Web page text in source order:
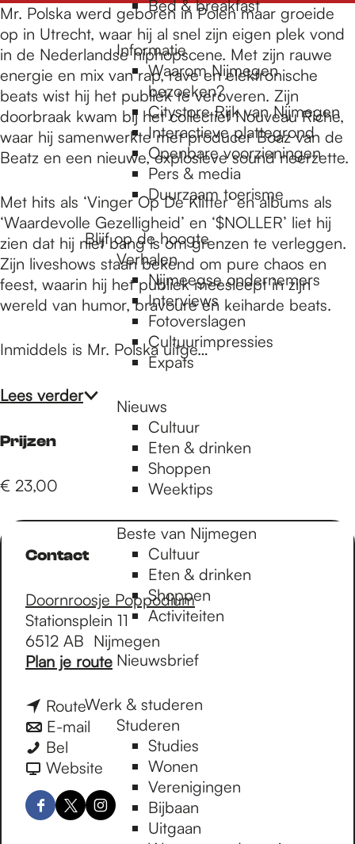
Bed & breakfast
Informatie
Waarom Nijmegen
bezoeken?
Citystore Rijk van Nijmegen
Interactieve plattegrond
Openbare voorzieningen
Pers & media
Duurzaam toerisme
Blijf op de hoogte
Verhalen
Nijmeegse ondernemers
Interviews
Fotoverslagen
Cultuurimpressies
Expats
Nieuws
Cultuur
Eten & drinken
Shoppen
Weektips
Beste van Nijmegen
Cultuur
Eten & drinken
Shoppen
Activiteiten
Nieuwsbrief
Werk & studeren
Studeren
Studies
Wonen
Verenigingen
Bijbaan
Uitgaan
Mr. Polska werd geboren in Polen maar groeide
op in Utrecht, waar hij al snel zijn eigen plek vond
in de Nederlandse hiphopscene. Met zijn rauwe
energie en mix van rap, rave en elektronische
beats wist hij het publiek te veroveren. Zijn
doorbraak kwam bij het collectief Nouveau Riche,
waar hij samenwerkte met producer Boaz van de
Beatz en een nieuwe, explosieve sound neerzette.
Met hits als ‘Vinger Op De Klitter’ en albums als
‘Waardevolle Gezelligheid’ en ‘$NOLLER’ liet hij
zien dat hij niet bang is om grenzen te verleggen.
Zijn liveshows staan bekend om pure chaos en
feest, waarin hij het publiek meesleept in zijn
wereld van humor, bravoure en keiharde beats.
Inmiddels is Mr. Polska uitge…
Lees verder
Prijzen
€ 23,00
Contact
Doornroosje Poppodium
Stationsplein 11
6512 AB Nijmegen
Plan je routen
a
r
P
Routen
a
r
M
r
E-mail
a
r
M
Bel
r
.
P
Website
a
n
F
X
I